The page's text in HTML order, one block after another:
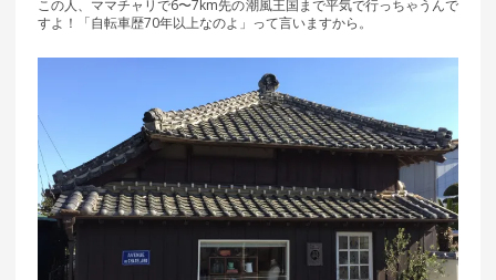
この人、ママチャリで6〜7km先の潮風王国まで平気で行っちゃうんで
すよ！「自転車歴70年以上なのよ」って言いますから。